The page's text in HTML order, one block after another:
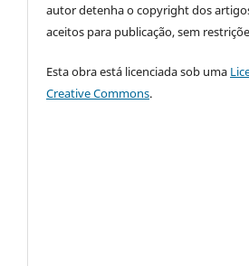
autor detenha o copyright dos
aceitos para publicação, sem
Esta obra está licenciada sob uma
Creative Commons.